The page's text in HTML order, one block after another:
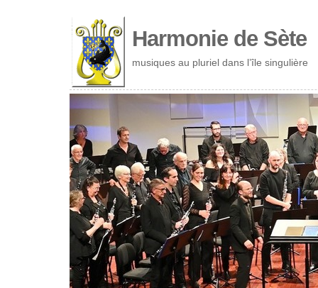
Harmonie de Sète
musiques au pluriel dans l’île singulière